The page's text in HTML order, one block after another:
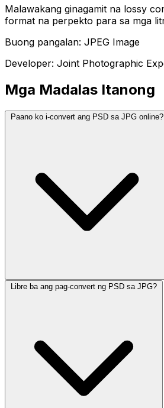
Malawakang ginagamit na lossy
format na perpekto para sa mga
Buong pangalan: JPEG Image
Developer: Joint Photographic
Mga Madalas Itanong
Paano ko i-convert ang PSD sa JPG online?
Libre ba ang pag-convert ng PSD sa JPG?